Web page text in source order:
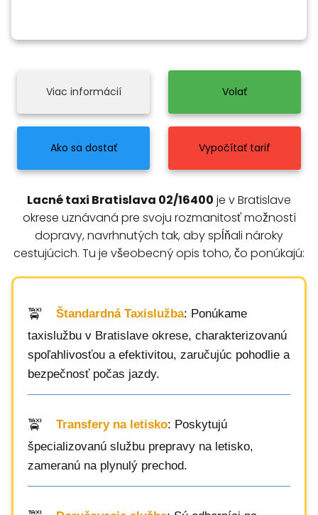
Viac informácií Volať
Ako sa dostať Vypočítať tarif
Lacné taxi Bratislava 02/16400 je v Bratislave
okrese uznávaná pre svoju rozmanitosť možností
dopravy, navrhnutých tak, aby spĺňali nároky
cestujúcich. Tu je všeobecný opis toho, čo ponúkajú:
Štandardná Taxislužba: Ponúkame
taxislužbu v Bratislave okrese, charakterizovanú
spoľahlivosťou a efektivitou, zaručujúc pohodlie a
bezpečnosť počas jazdy.
Transfery na letisko: Poskytujú
špecializovanú službu prepravy na letisko,
zameranú na plynulý prechod.